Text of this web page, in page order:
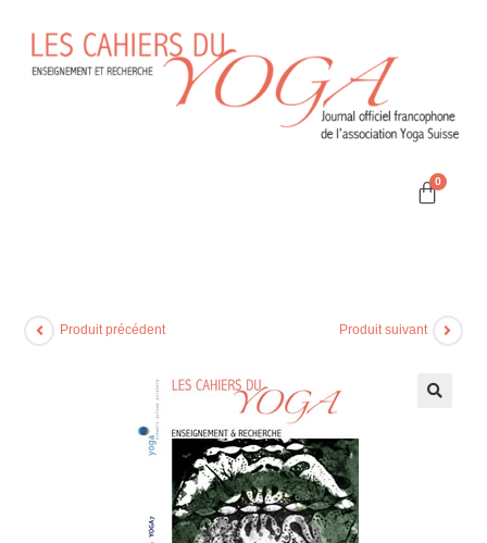
Produit précédent Produit suivant